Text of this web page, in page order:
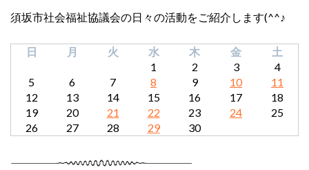
須坂市社会福祉協議会の日々の活動をご紹介します(^^♪
日 月 火 水 木 金
土
1
2 3
4
5
6 7 8 9 10
11
12
13 14 15 16 17
18
19
20 21 22 23 24
25
26
27 28 29 30